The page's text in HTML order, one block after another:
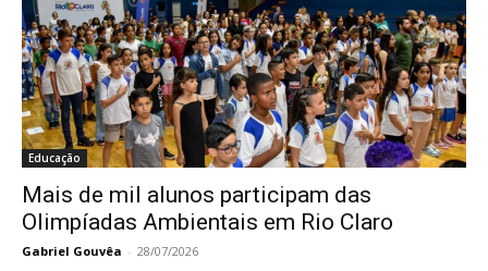
Educação
Mais de mil alunos participam das
Olimpíadas Ambientais em Rio Claro
Gabriel Gouvêa - 28/07/2026